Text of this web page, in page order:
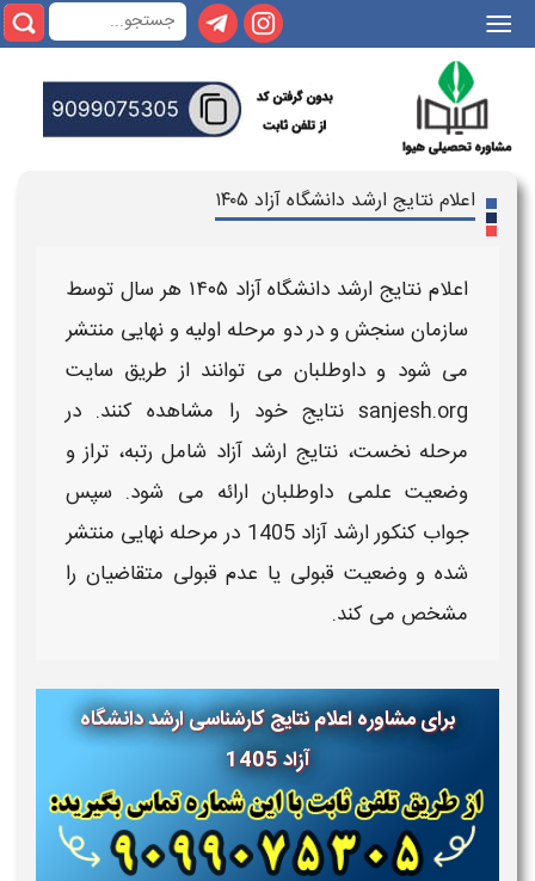
|||
اعلام نتایج ارشد دانشگاه آزاد ۱۴۰۵
اعلام نتایج ارشد دانشگاه آزاد ۱۴۰۵
هر سال توسط
سازمان سنجش و در دو مرحله اولیه و نهایی منتشر
می‌ شود و داوطلبان می‌ توانند از طریق سایت
sanjesh.org نتایج خود را مشاهده کنند. در
مرحله نخست، نتایج ارشد آزاد شامل رتبه، تراز و
وضعیت علمی داوطلبان ارائه می‌ شود. سپس
جواب کنکور ارشد آزاد 1405
در مرحله نهایی منتشر
شده و وضعیت قبولی یا عدم قبولی متقاضیان را
مشخص می‌ کند.
برای مشاوره اعلام نتایج کارشناسی ارشد دانشگاه
آزاد 1405